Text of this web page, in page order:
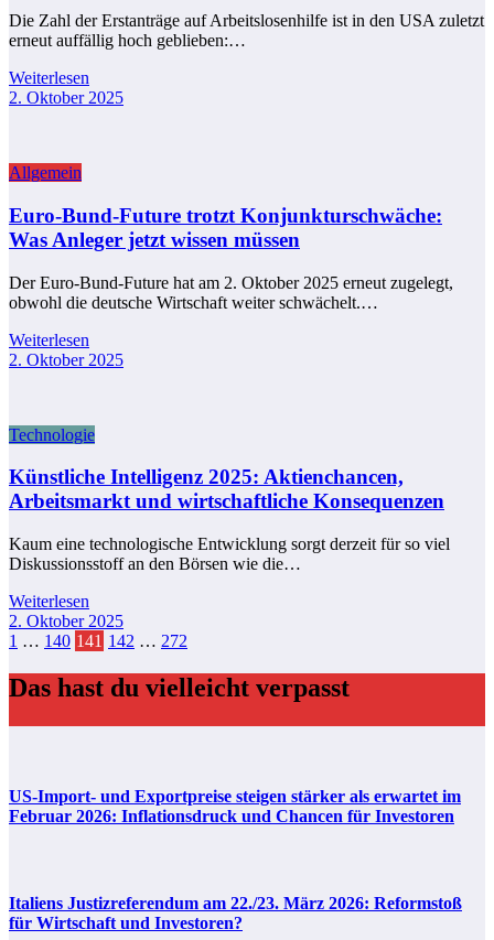
Die Zahl der Erstanträge auf Arbeitslosenhilfe ist in den USA zuletzt
erneut auffällig hoch geblieben:…
Weiterlesen
2. Oktober 2025
Allgemein
Euro-Bund-Future trotzt Konjunkturschwäche:
Was Anleger jetzt wissen müssen
Der Euro-Bund-Future hat am 2. Oktober 2025 erneut zugelegt,
obwohl die deutsche Wirtschaft weiter schwächelt.…
Weiterlesen
2. Oktober 2025
Technologie
Künstliche Intelligenz 2025: Aktienchancen,
Arbeitsmarkt und wirtschaftliche Konsequenzen
Kaum eine technologische Entwicklung sorgt derzeit für so viel
Diskussionsstoff an den Börsen wie die…
Weiterlesen
2. Oktober 2025
Seitennummerierung
der
Beiträge
1 … 140 141 142 … 272
Das hast du vielleicht verpasst
US-Import- und Exportpreise steigen stärker als erwartet im
Februar 2026: Inflationsdruck und Chancen für Investoren
Italiens Justizreferendum am 22./23. März 2026: Reformstoß
für Wirtschaft und Investoren?